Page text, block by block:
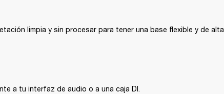
limpia y sin procesar para tener una base flexible y de alta
a tu interfaz de audio o a una caja DI.